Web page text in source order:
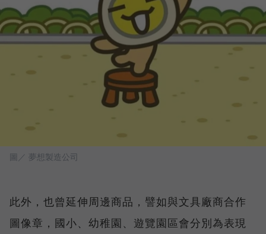
圖／ 夢想製造公司
此外，也曾延伸周邊商品，譬如與文具廠商合作
圖像章，國小、幼稚園、遊覽園區會分別為表現